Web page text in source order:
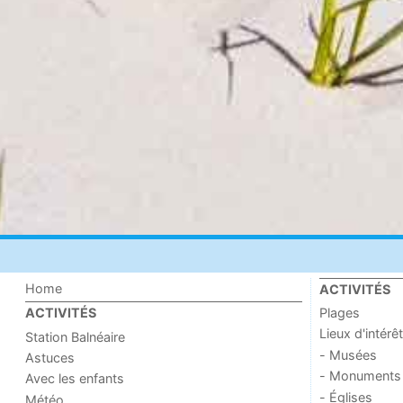
Home
ACTIVITÉS
Station Balnéaire
Astuces
Avec les enfants
Météo
ACTIVITÉS
Plages
Lieux d'intérêt
- Musées
- Monuments
- Églises